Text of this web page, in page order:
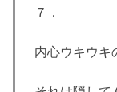
７．
内心ウキウキ